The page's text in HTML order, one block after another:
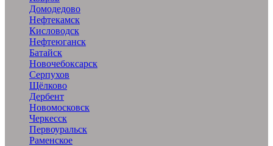
Домодедово
Нефтекамск
Кисловодск
Нефтеюганск
Батайск
Новочебоксарск
Серпухов
Щёлково
Дербент
Новомосковск
Черкесск
Первоуральск
Раменское